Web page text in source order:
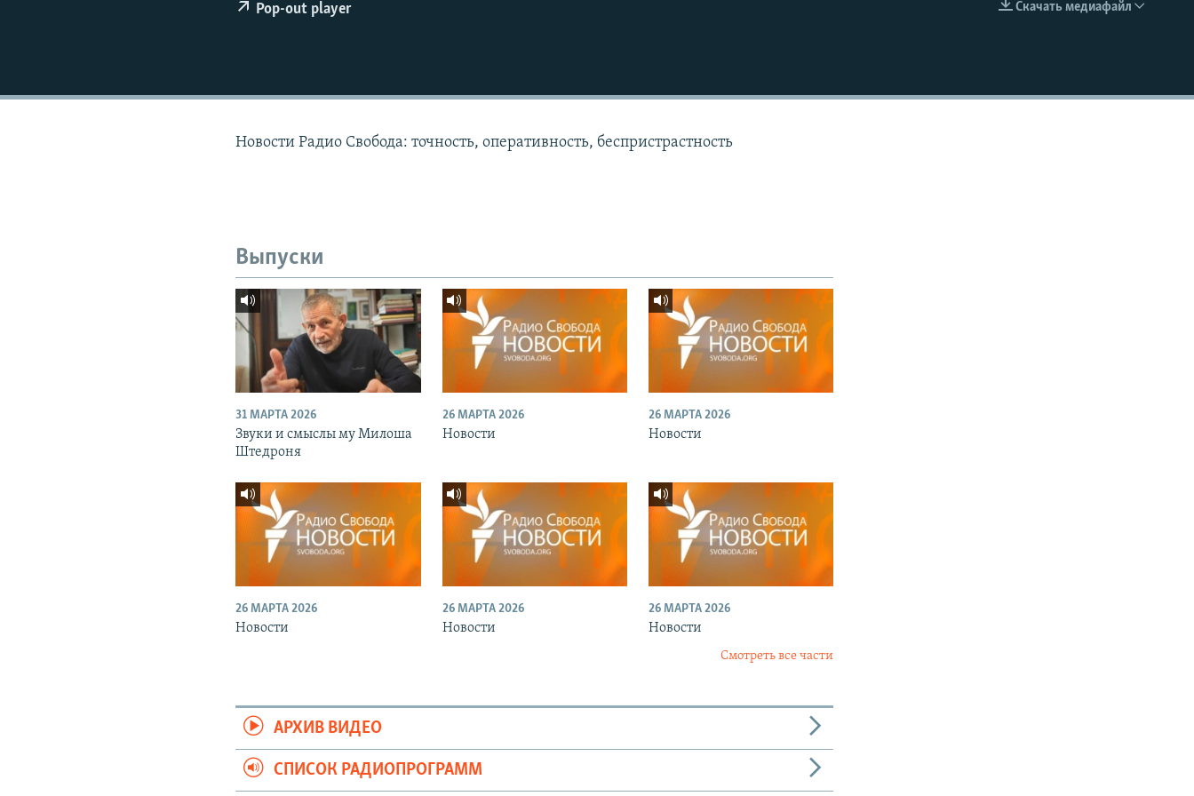
EMBED
Скачать медиафайл
Pop-out player
Новости Радио Свобода: точность, оперативность, беспристрастность
Выпуски
31 МАРТА 2026
Звуки и смыслы му Милоша
Штедроня
26 МАРТА 2026
Новости
26 МАРТА 2026
Новости
26 МАРТА 2026
Новости
26 МАРТА 2026
Новости
26 МАРТА 2026
Новости
Смотреть все части
АРХИВ ВИДЕО
СПИСОК РАДИОПРОГРАММ